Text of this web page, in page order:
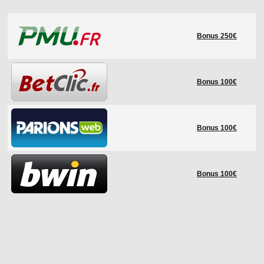
LES STADES
HISTORIQUE
COUPE DES CONFÉDÉRATIONS
Bonus 250€
Bonus 100€
Bonus 100€
Bonus 100€